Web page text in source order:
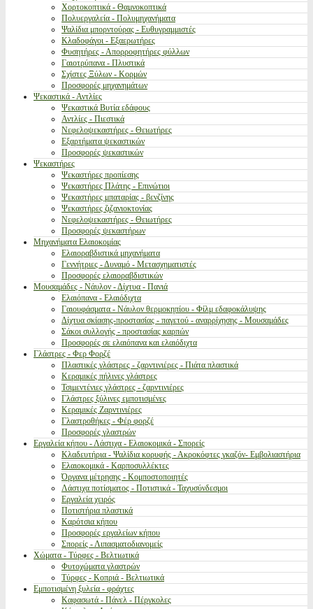
Χορτοκοπτικά - Θαμνοκοπτικά
Πολυεργαλεία - Πολυμηχανήματα
Ψαλίδια μπορντούρας - Ευθυγραμμιστές
Κλαδοφάγοι - Εξαερωτήρες
Φυσητήρες - Απορροφητήρες φύλλων
Γαιοτρύπανα - Πλυστικά
Σχίστες Ξύλων - Κορμών
Προσφορές μηχανημάτων
Ψεκαστικά - Αντλίες
Ψεκαστικά Βυτία εδάφους
Αντλίες - Πιεστικά
Νεφελοψεκαστήρες - Θειωτήρες
Εξαρτήματα ψεκαστικών
Προσφορές ψεκαστικών
Ψεκαστήρες
Ψεκαστήρες προπίεσης
Ψεκαστήρες Πλάτης - Επινώτιοι
Ψεκαστήρες μπαταρίας - βενζίνης
Ψεκαστήρες ζιζανιοκτονίας
Νεφελοψεκαστήρες - Θειωτήρες
Προσφορές ψεκαστήρων
Μηχανήματα Ελαιοκομίας
Ελαιοραβδιστικά μηχανήματα
Γεννήτριες - Δυναμό - Μετασχηματιστές
Προσφορές ελαιοραβδιστικών
Μουσαμάδες - Νάυλον - Δίχτυα - Πανιά
Ελαιόπανα - Ελαιόδιχτα
Γαιουφάσματα - Νάυλον θερμοκηπίου - Φίλμ εδαφοκάλυψης
Δίχτυα σκίασης-προστασίας - παγετού - αναρρίχησης - Μουσαμάδες
Σάκοι συλλογής - προστασίας καρπών
Προσφορές σε ελαιόπανα και ελαιόδιχτα
Γλάστρες - Φερ Φορζέ
Πλαστικές γλάστρες - ζαρντινιέρες - Πιάτα πλαστικά
Κεραμικές πήλινες γλάστρες
Τσιμεντένιες γλάστρες - ζαρντινιέρες
Γλάστρες ξύλινες εμποτισμένες
Κεραμικές Ζαρντινιέρες
Γλαστροθήκες - Φέρ φορζέ
Προσφορές γλαστρών
Εργαλεία κήπου - Λάστιχα - Ελαιοκομικά - Σπορείς
Κλαδευτήρια - Ψαλίδια κορυφής - Ακροκόφτες γκαζόν- Εμβολιαστήρια
Ελαιοκομικά - Καρποσυλλέκτες
Όργανα μέτρησης - Κομποστοποιητές
Λάστιχα ποτίσματος - Ποτιστικά - Ταχυσύνδεσμοι
Εργαλεία χειρός
Ποτιστήρια πλαστικά
Καρότσια κήπου
Προσφορές εργαλείων κήπου
Σπορείς - Λιπασματοδιανομείς
Χώματα - Τύρφες - Βελτιωτικά
Φυτοχώματα γλαστρών
Τύρφες - Κοπριά - Βελτιωτικά
Εμποτισμένη ξυλεία - φράχτες
Καφασωτά - Πάνελ - Πέργκολες